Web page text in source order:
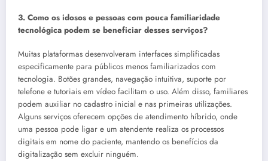
3. Como os idosos e pessoas com pouca familiaridade
tecnológica podem se beneficiar desses serviços?
Muitas plataformas desenvolveram interfaces simplificadas
especificamente para públicos menos familiarizados com
tecnologia. Botões grandes, navegação intuitiva, suporte por
telefone e tutoriais em vídeo facilitam o uso. Além disso, familiares
podem auxiliar no cadastro inicial e nas primeiras utilizações.
Alguns serviços oferecem opções de atendimento híbrido, onde
uma pessoa pode ligar e um atendente realiza os processos
digitais em nome do paciente, mantendo os benefícios da
digitalização sem excluir ninguém.